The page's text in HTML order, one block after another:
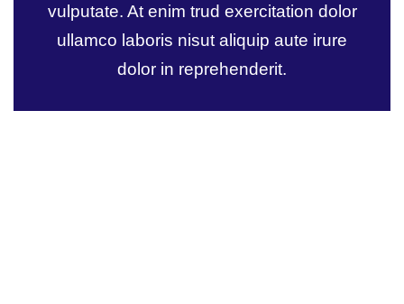
vulputate. At enim trud exercitation dolor
ullamco laboris nisut aliquip aute irure
dolor in reprehenderit.